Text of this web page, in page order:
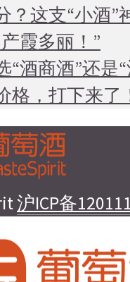
？这支“小酒”
霞多丽！”
“酒商酒”还是“
格，打下来了
沪ICP备